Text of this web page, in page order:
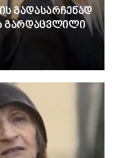
გადასარჩენად
გარდაცვლილი